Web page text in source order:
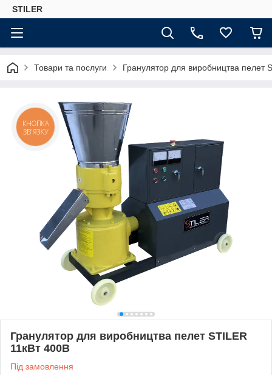
STILER
Товари та послуги Гранулятор для виробництва пелет
Гранулятор для виробництва пелет STILER
11кВт 400В
Під замовлення
КНОПКА
ЗВ'ЯЗКУ